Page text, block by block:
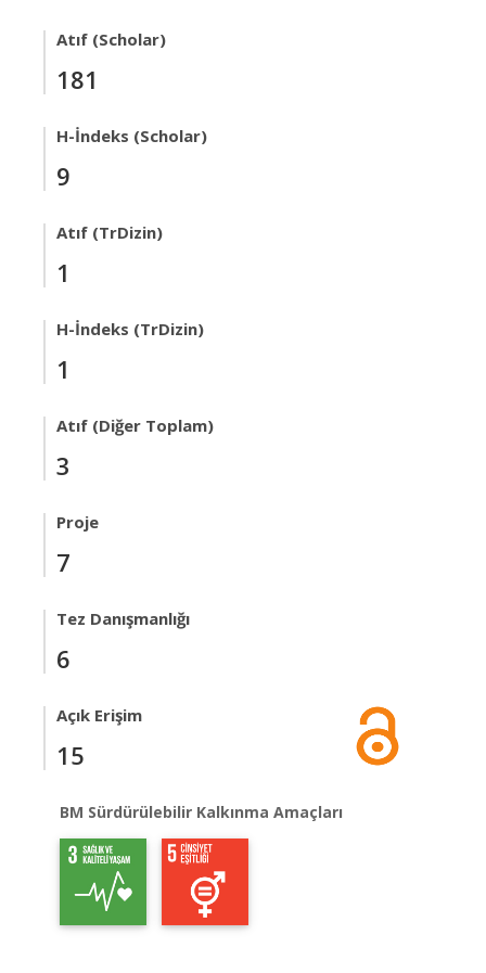
Atıf (Scholar)
181
H-İndeks (Scholar)
9
Atıf (TrDizin)
1
H-İndeks (TrDizin)
1
Atıf (Diğer Toplam)
3
Proje
7
Tez Danışmanlığı
6
Açık Erişim
15
BM Sürdürülebilir Kalkınma Amaçları